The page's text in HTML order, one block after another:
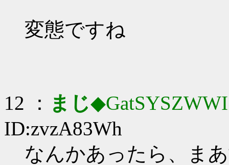
変態ですね
12 ： まじ◆GatSYSZWWI
ID:zvzA83Wh
なんかあったら、ま